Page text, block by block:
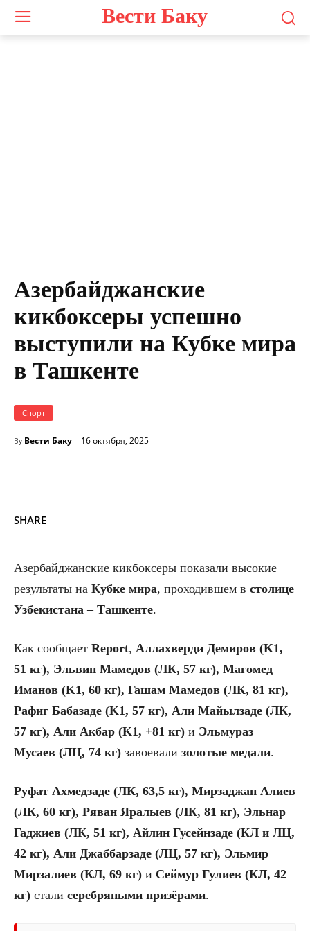
Вести Баку
Азербайджанские
кикбоксеры успешно
выступили на Кубке мира
в Ташкенте
Спорт
By Вести Баку 16 октября, 2025
SHARE
Азербайджанские кикбоксеры показали высокие
результаты на Кубке мира, проходившем в столице
Узбекистана – Ташкенте.
Как сообщает Report, Аллахверди Демиров (K1,
51 кг), Эльвин Мамедов (ЛК, 57 кг), Магомед
Иманов (K1, 60 кг), Гашам Мамедов (ЛК, 81 кг),
Рафиг Бабазаде (K1, 57 кг), Али Майылзаде (ЛК,
57 кг), Али Акбар (K1, +81 кг) и Эльмураз
Мусаев (ЛЦ, 74 кг) завоевали золотые медали.
Руфат Ахмедзаде (ЛК, 63,5 кг), Мирзаджан Алиев
(ЛК, 60 кг), Ряван Яралыев (ЛК, 81 кг), Эльнар
Гаджиев (ЛК, 51 кг), Айлин Гусейнзаде (КЛ и ЛЦ,
42 кг), Али Джаббарзаде (ЛЦ, 57 кг), Эльмир
Мирзалиев (КЛ, 69 кг) и Сеймур Гулиев (КЛ, 42
кг) стали серебряными призёрами.